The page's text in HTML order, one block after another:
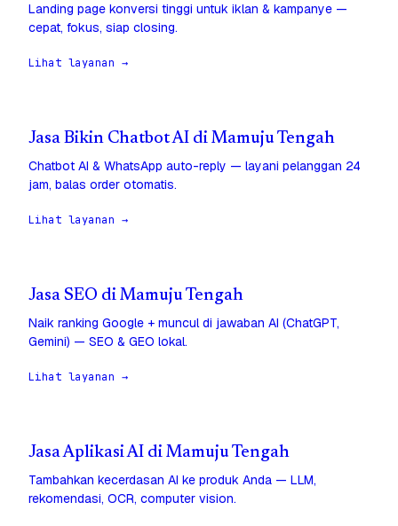
Landing page konversi tinggi untuk iklan & kampanye —
cepat, fokus, siap closing.
Lihat layanan →
Jasa Bikin Chatbot AI di Mamuju Tengah
Chatbot AI & WhatsApp auto-reply — layani pelanggan 24
jam, balas order otomatis.
Lihat layanan →
Jasa SEO di Mamuju Tengah
Naik ranking Google + muncul di jawaban AI (ChatGPT,
Gemini) — SEO & GEO lokal.
Lihat layanan →
Jasa Aplikasi AI di Mamuju Tengah
Tambahkan kecerdasan AI ke produk Anda — LLM,
rekomendasi, OCR, computer vision.